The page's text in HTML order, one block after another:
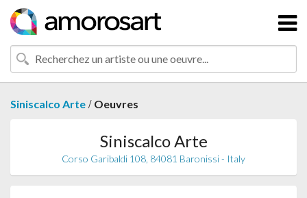
Siniscalco Arte / Oeuvres
Siniscalco Arte
Corso Garibaldi 108, 84081 Baronissi - Italy